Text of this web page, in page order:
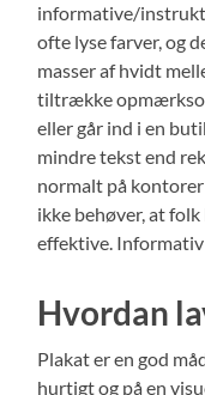
informative/
ofte lyse farver, og
masser af hvidt
tiltrække
eller går ind i en
mindre tekst end
normalt på
ikke behøver, at
effektive. Informativ
Hvordan
Plakat er en god
hurtigt og på en